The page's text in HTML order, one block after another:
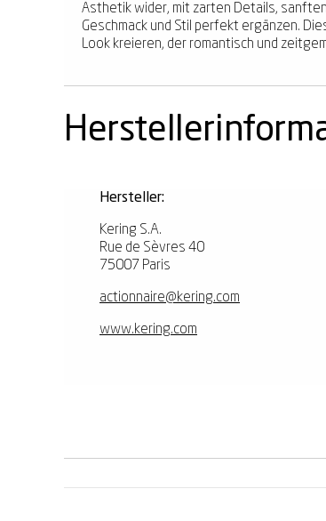
Ästhetik wider, mit zarten Details,
Geschmack und Stil perfekt ergänzen.
Look kreieren, der romantisch und
Hersteller:
Kering S.A.
Rue de Sèvres 40
75007 Paris
actionnaire@kering.com
www.kering.com